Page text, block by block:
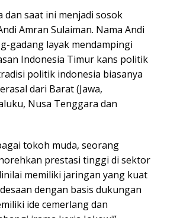
dan saat ini menjadi sosok
Amran Sulaiman. Nama Andi
gadang layak mendampingi
Indonesia Timur kans politik
politik indonesia biasanya
dari Barat (Jawa,
Nusa Tenggara dan
tokoh muda, seorang
prestasi tinggi di sektor
memiliki jaringan yang kuat
dengan basis dukungan
ide cemerlang dan